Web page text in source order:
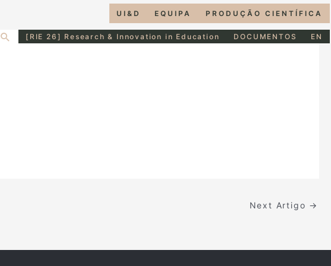
UI&D EQUIPA PRODUÇÃO CIENTÍFICA
Search[RIE 26] Research & Innovation in Education DOCUMENTOS EN
Next Artigo →